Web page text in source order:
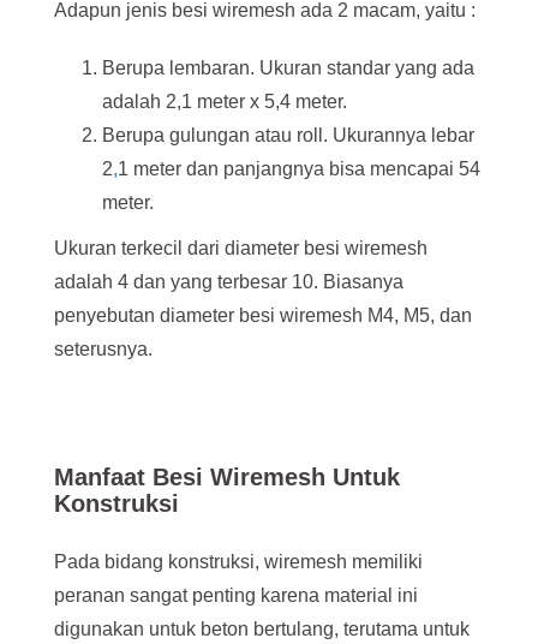
Adapun jenis besi wiremesh ada 2 macam, yaitu :
Berupa lembaran. Ukuran standar yang ada
adalah 2,1 meter x 5,4 meter.
Berupa gulungan atau roll. Ukurannya lebar
2,1 meter dan panjangnya bisa mencapai 54
meter.
Ukuran terkecil dari diameter besi wiremesh
adalah 4 dan yang terbesar 10. Biasanya
penyebutan diameter besi wiremesh M4, M5, dan
seterusnya.
Manfaat Besi Wiremesh Untuk
Konstruksi
Pada bidang konstruksi, wiremesh memiliki
peranan sangat penting karena material ini
digunakan untuk beton bertulang, terutama untuk